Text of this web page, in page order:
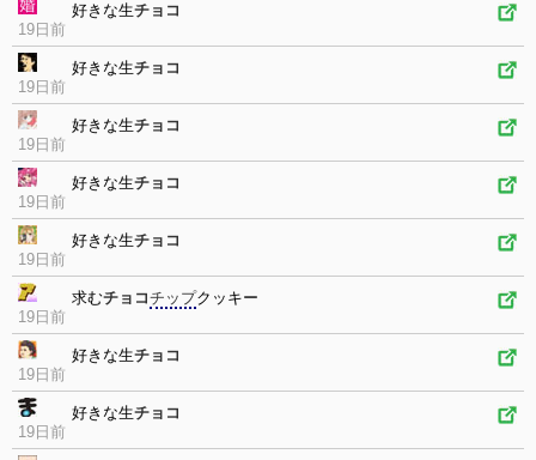
19日前
好きな生チョコ
19日前
好きな生チョコ
19日前
好きな生チョコ
19日前
好きな生チョコ
19日前
好きな生チョコ
19日前
求むチョコチップクッキー
19日前
好きな生チョコ
19日前
好きな生チョコ